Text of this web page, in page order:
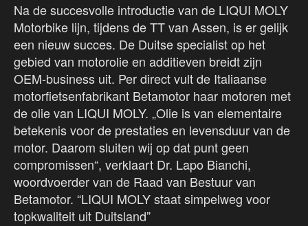
Na de succesvolle introductie van de LIQUI MOLY
Motorbike lijn, tijdens de TT van Assen, is er gelijk
een nieuw succes. De Duitse specialist op het
gebied van motorolie en additieven breidt zijn
OEM-business uit. Per direct vult de Italiaanse
motorfietsenfabrikant Betamotor haar motoren met
de olie van LIQUI MOLY. „Olie is van elementaire
betekenis voor de prestaties en levensduur van de
motor. Daarom sluiten wij op dat punt geen
compromissen“, verklaart Dr. Lapo Bianchi,
woordvoerder van de Raad van Bestuur van
Betamotor. “LIQUI MOLY staat simpelweg voor
topkwaliteit uit Duitsland”